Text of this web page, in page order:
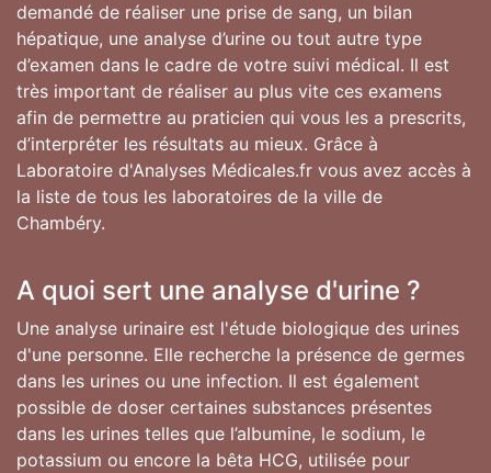
demandé de réaliser une prise de sang, un bilan
hépatique, une analyse d’urine ou tout autre type
d’examen dans le cadre de votre suivi médical. Il est
très important de réaliser au plus vite ces examens
afin de permettre au praticien qui vous les a prescrits,
d’interpréter les résultats au mieux. Grâce à
Laboratoire d'Analyses Médicales.fr vous avez accès à
la liste de tous les laboratoires de la ville de
Chambéry.
A quoi sert une analyse d'urine ?
Une analyse urinaire est l'étude biologique des urines
d'une personne. Elle recherche la présence de germes
dans les urines ou une infection. Il est également
possible de doser certaines substances présentes
dans les urines telles que l’albumine, le sodium, le
potassium ou encore la bêta HCG, utilisée pour